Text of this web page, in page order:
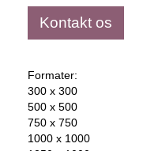
Kontakt os
Formater:
300 x 300
500 x 500
750 x 750
1000 x 1000